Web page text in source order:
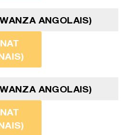
ANGOLAIS)
ANGOLAIS)